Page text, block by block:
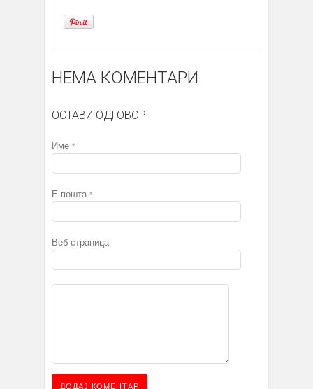
НЕМА КОМЕНТАРИ
ОСТАВИ ОДГОВОР
Име *
Е-пошта *
Веб страница